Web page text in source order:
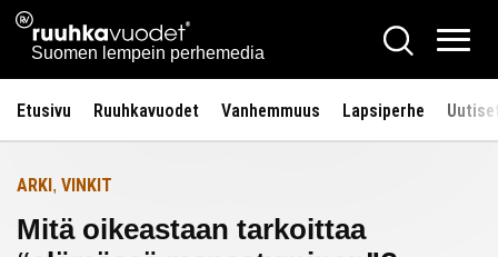
Siirry
sisältöön
Ruuhkavuodet.fi
Suomen lempein perhemedia
Hae
Etusivu Ruuhkavuodet Vanhemmuus Lapsiperhe
Etusivulle
ARKI , VINKIT
Mitä oikeastaan tarkoittaa